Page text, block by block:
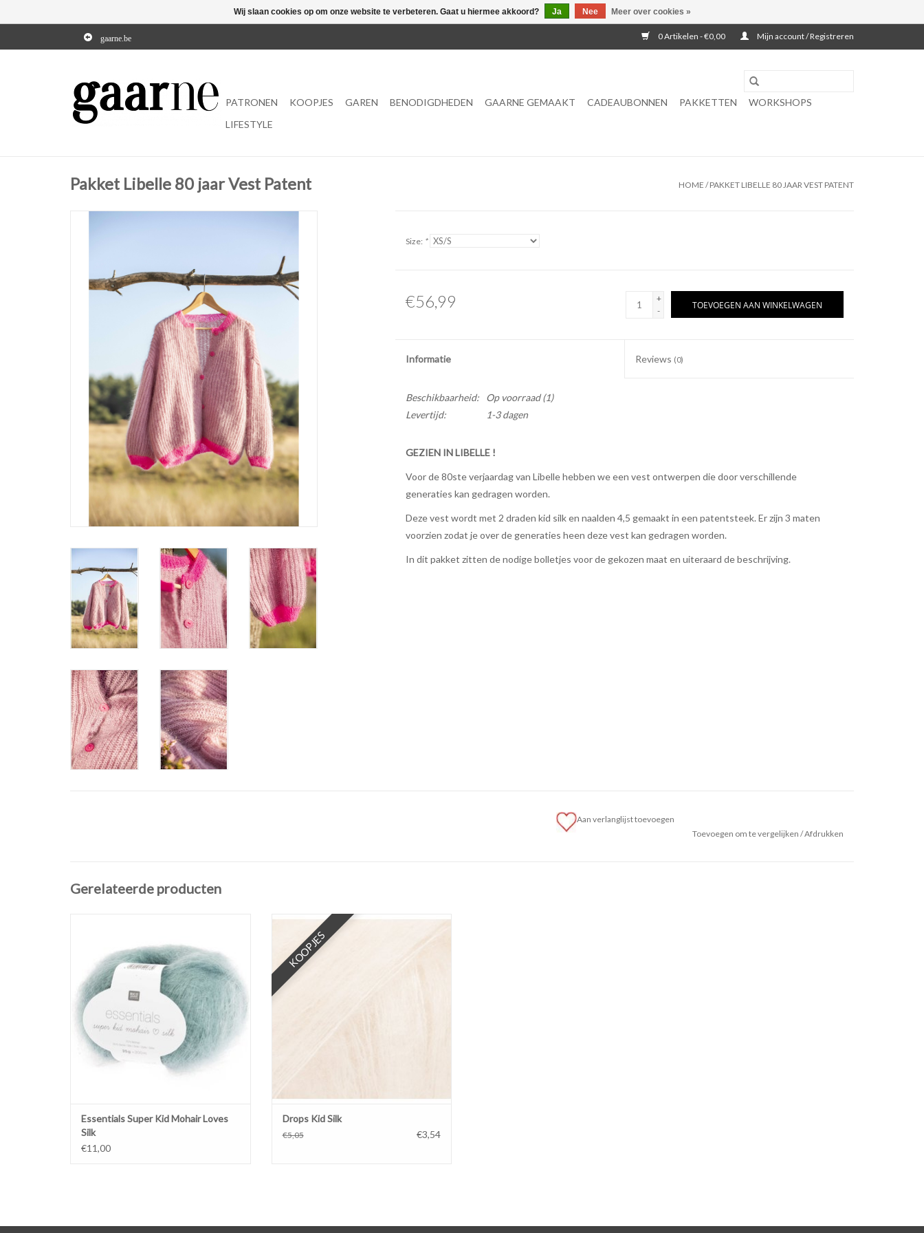
gaarne.be 0 Artikelen - €0,00 Mijn account / Registreren
PATRONEN KOOPJES GAREN BENODIGDHEDEN GAARNE GEMAAKT CADEAUBONNEN PAKKETTEN
WORKSHOPS
LIFESTYLE
Pakket Libelle 80 jaar Vest Patent HOME /PAKKET LIBELLE 80 JAAR VEST PATENT
Size: *
€56,99
+
-
TOEVOEGEN AAN WINKELWAGEN
Informatie Reviews (0)
Beschikbaarheid: Op voorraad(1)
Levertijd:
1-3 dagen
GEZIEN IN LIBELLE !
Voor de 80ste verjaardag van Libelle hebben we een vest ontwerpen die door verschillende
generaties kan gedragen worden.
Deze vest wordt met 2 draden kid silk en naalden 4,5 gemaakt in een patentsteek. Er zijn 3 maten
voorzien zodat je over de generaties heen deze vest kan gedragen worden.
In dit pakket zitten de nodige bolletjes voor de gekozen maat en uiteraard de beschrijving.
Aan verlanglijst toevoegen
Toevoegen om te vergelijken /Afdrukken
Gerelateerde producten
Essentials Super Kid Mohair Loves
Silk
€11,00
KOOPJES
MEER OPTIES
Drops Kid Silk
€5,05 €3,54
Wij slaan cookies op om onze website te verbeteren. Gaat u hiermee akkoord? Ja Nee Meer over cookies »